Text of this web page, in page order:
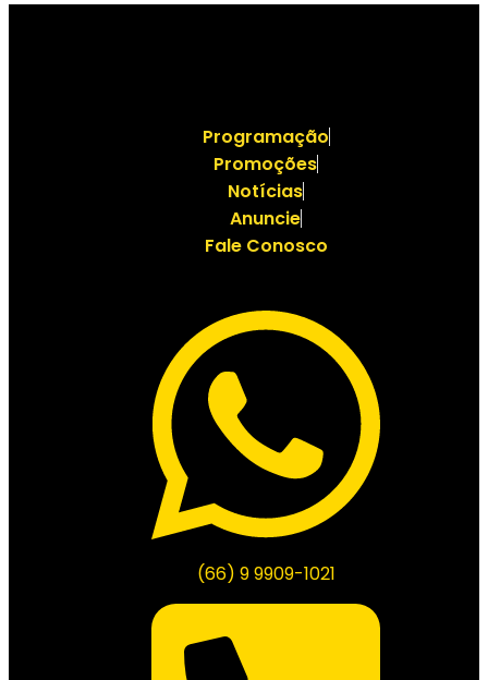
Programação
Promoções
Notícias
Anuncie
Fale Conosco
(66) 9 9909-1021